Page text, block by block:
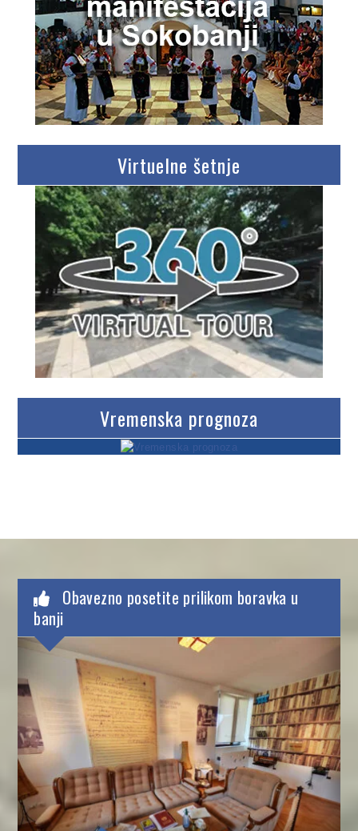
Virtuelne šetnje
Vremenska prognoza
Obavezno posetite prilikom boravka u
banji